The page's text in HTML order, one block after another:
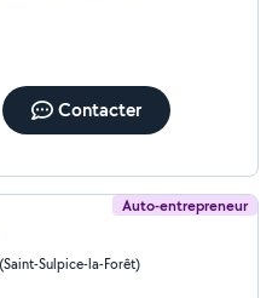
Contacter
Auto-entrepreneur
Sulpice-la-Forêt)